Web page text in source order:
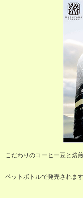
こだわりのコーヒー豆と焙
ペットボトルで発売されます